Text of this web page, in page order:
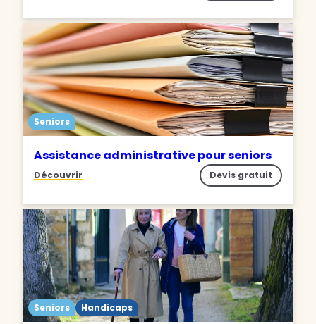
Seniors
Assistance administrative pour seniors
Découvrir Devis gratuit
Seniors Handicaps